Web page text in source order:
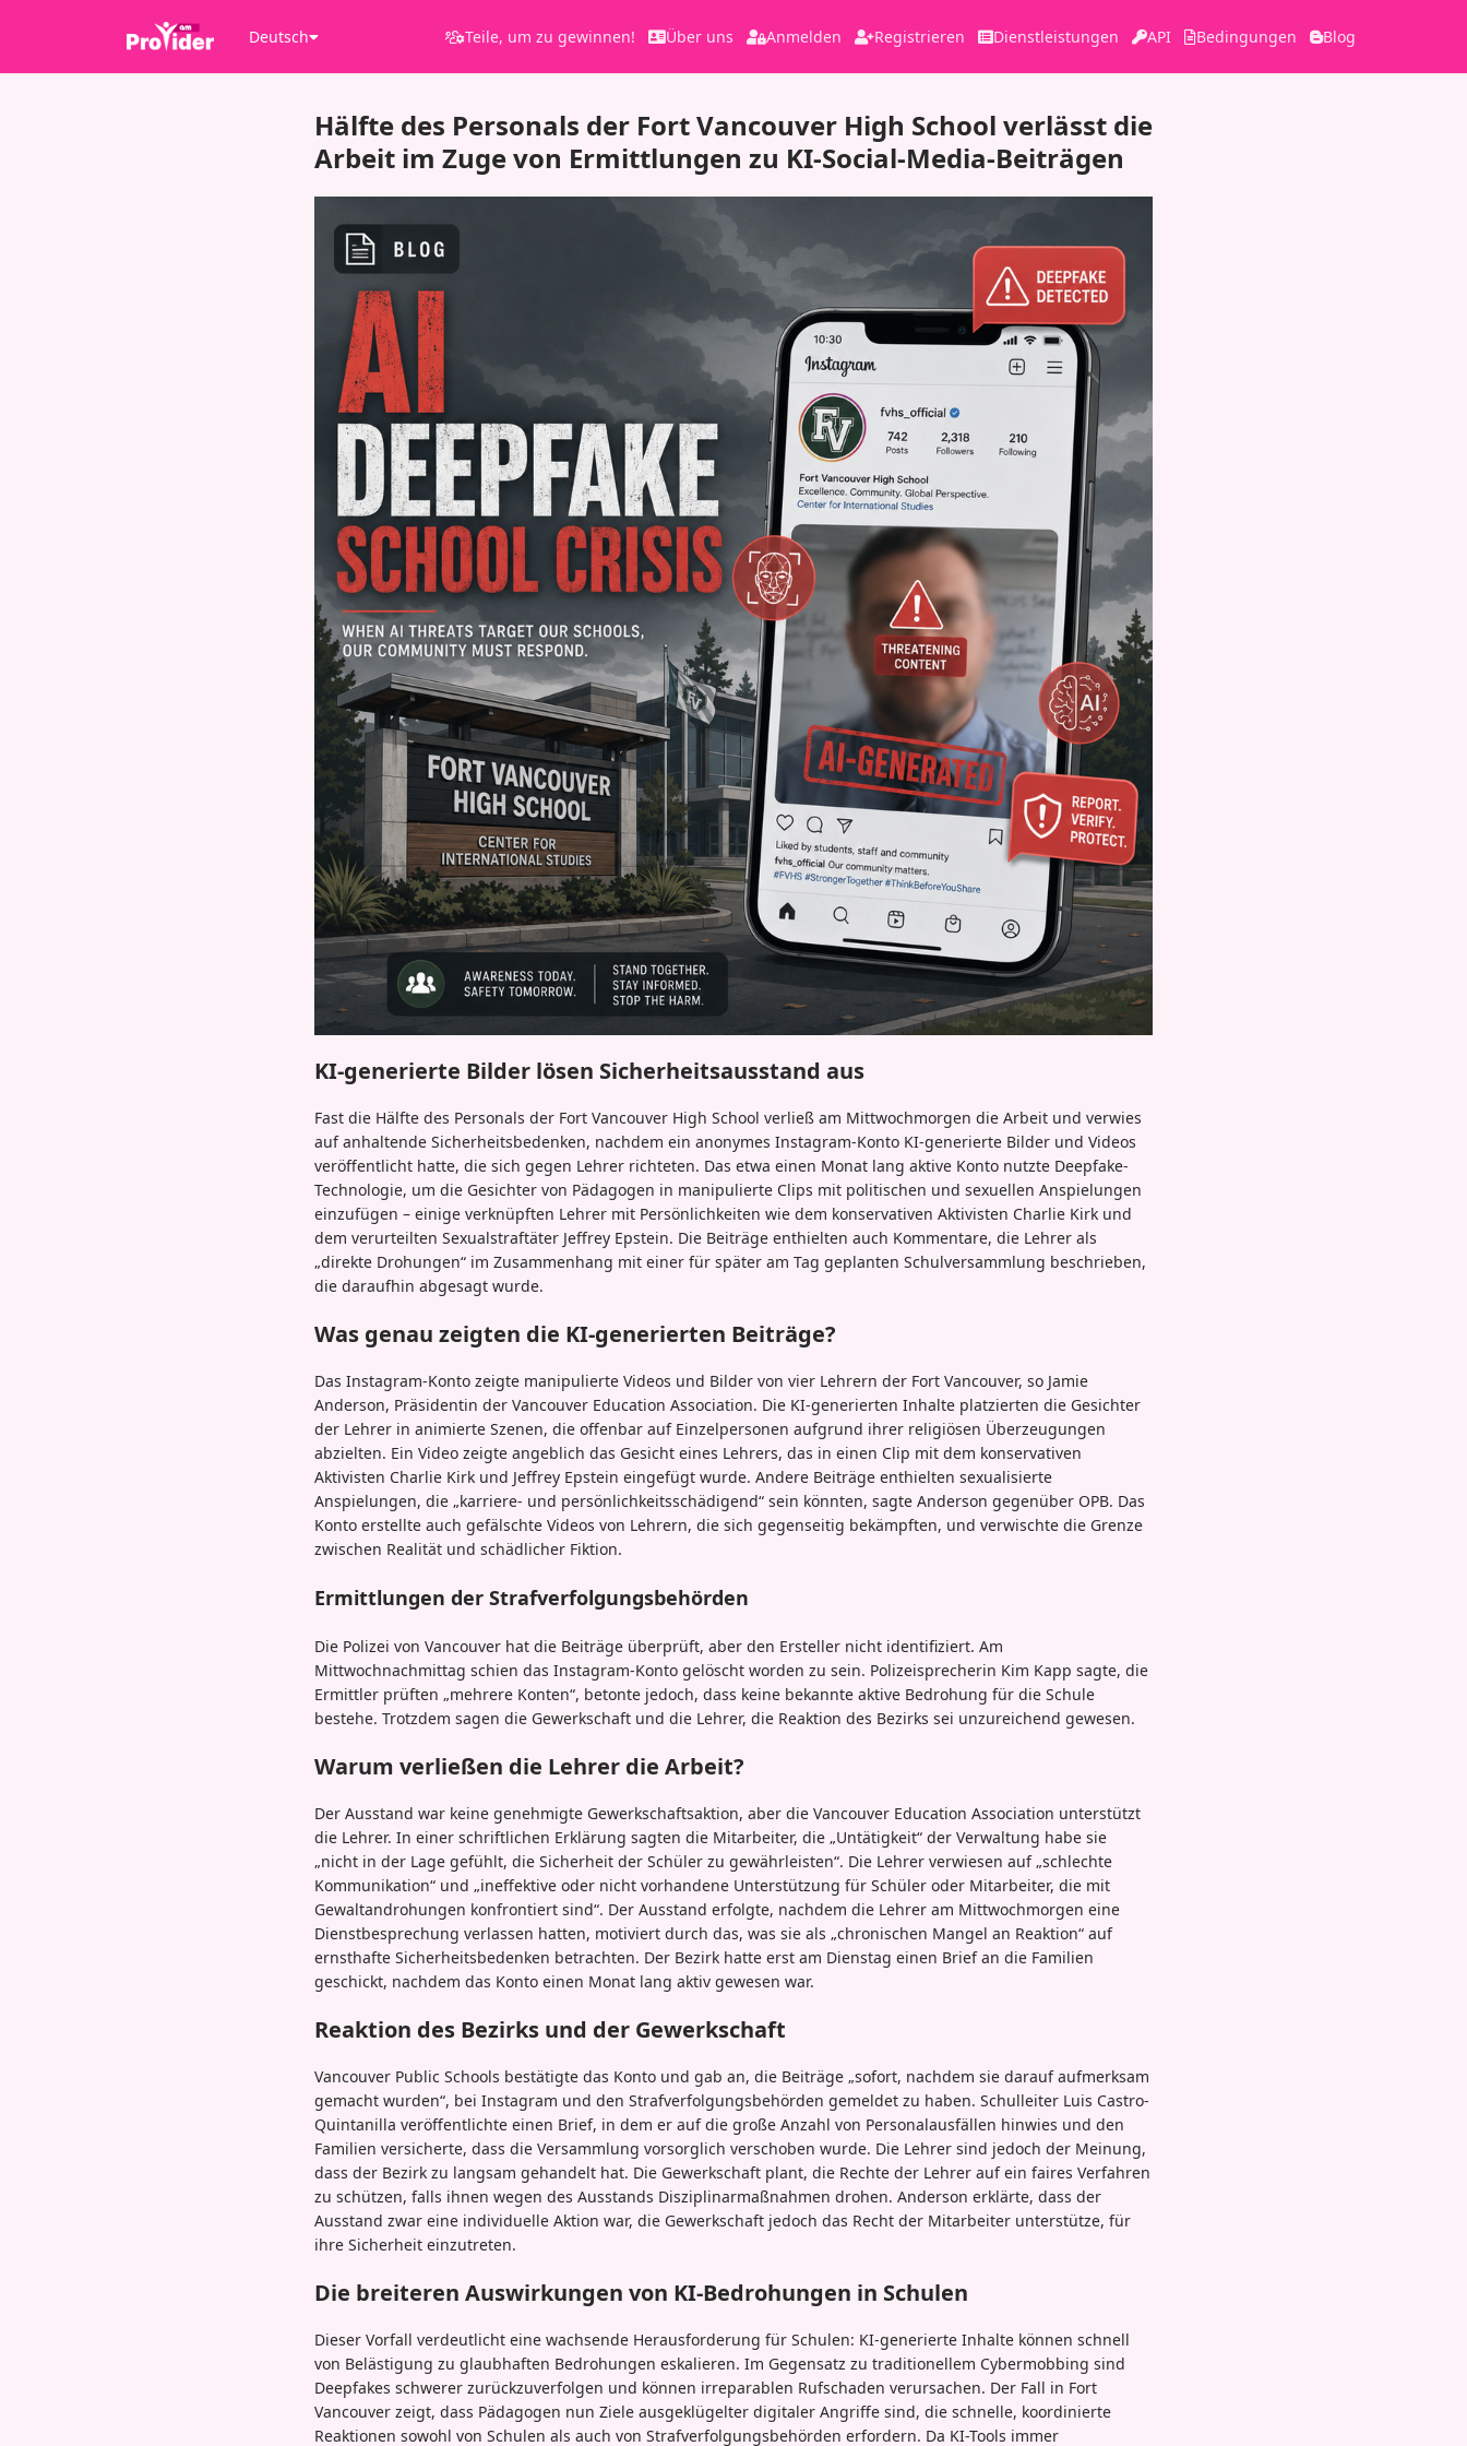
Deutsch Teile, um zu gewinnen! Über uns Anmelden Registrieren Dienstleistungen API Bedingungen Blog
Hälfte des Personals der Fort Vancouver High School verlässt die
Arbeit im Zuge von Ermittlungen zu KI-Social-Media-Beiträgen
KI-generierte Bilder lösen Sicherheitsausstand aus
Fast die Hälfte des Personals der Fort Vancouver High School verließ am Mittwochmorgen die Arbeit und verwies
auf anhaltende Sicherheitsbedenken, nachdem ein anonymes Instagram-Konto KI-generierte Bilder und Videos
veröffentlicht hatte, die sich gegen Lehrer richteten. Das etwa einen Monat lang aktive Konto nutzte Deepfake-
Technologie, um die Gesichter von Pädagogen in manipulierte Clips mit politischen und sexuellen Anspielungen
einzufügen – einige verknüpften Lehrer mit Persönlichkeiten wie dem konservativen Aktivisten Charlie Kirk und
dem verurteilten Sexualstraftäter Jeffrey Epstein. Die Beiträge enthielten auch Kommentare, die Lehrer als
„direkte Drohungen“ im Zusammenhang mit einer für später am Tag geplanten Schulversammlung beschrieben,
die daraufhin abgesagt wurde.
Was genau zeigten die KI-generierten Beiträge?
Das Instagram-Konto zeigte manipulierte Videos und Bilder von vier Lehrern der Fort Vancouver, so Jamie
Anderson, Präsidentin der Vancouver Education Association. Die KI-generierten Inhalte platzierten die Gesichter
der Lehrer in animierte Szenen, die offenbar auf Einzelpersonen aufgrund ihrer religiösen Überzeugungen
abzielten. Ein Video zeigte angeblich das Gesicht eines Lehrers, das in einen Clip mit dem konservativen
Aktivisten Charlie Kirk und Jeffrey Epstein eingefügt wurde. Andere Beiträge enthielten sexualisierte
Anspielungen, die „karriere- und persönlichkeitsschädigend“ sein könnten, sagte Anderson gegenüber OPB. Das
Konto erstellte auch gefälschte Videos von Lehrern, die sich gegenseitig bekämpften, und verwischte die Grenze
zwischen Realität und schädlicher Fiktion.
Ermittlungen der Strafverfolgungsbehörden
Die Polizei von Vancouver hat die Beiträge überprüft, aber den Ersteller nicht identifiziert. Am
Mittwochnachmittag schien das Instagram-Konto gelöscht worden zu sein. Polizeisprecherin Kim Kapp sagte, die
Ermittler prüften „mehrere Konten“, betonte jedoch, dass keine bekannte aktive Bedrohung für die Schule
bestehe. Trotzdem sagen die Gewerkschaft und die Lehrer, die Reaktion des Bezirks sei unzureichend gewesen.
Warum verließen die Lehrer die Arbeit?
Der Ausstand war keine genehmigte Gewerkschaftsaktion, aber die Vancouver Education Association unterstützt
die Lehrer. In einer schriftlichen Erklärung sagten die Mitarbeiter, die „Untätigkeit“ der Verwaltung habe sie
„nicht in der Lage gefühlt, die Sicherheit der Schüler zu gewährleisten“. Die Lehrer verwiesen auf „schlechte
Kommunikation“ und „ineffektive oder nicht vorhandene Unterstützung für Schüler oder Mitarbeiter, die mit
Gewaltandrohungen konfrontiert sind“. Der Ausstand erfolgte, nachdem die Lehrer am Mittwochmorgen eine
Dienstbesprechung verlassen hatten, motiviert durch das, was sie als „chronischen Mangel an Reaktion“ auf
ernsthafte Sicherheitsbedenken betrachten. Der Bezirk hatte erst am Dienstag einen Brief an die Familien
geschickt, nachdem das Konto einen Monat lang aktiv gewesen war.
Reaktion des Bezirks und der Gewerkschaft
Vancouver Public Schools bestätigte das Konto und gab an, die Beiträge „sofort, nachdem sie darauf aufmerksam
gemacht wurden“, bei Instagram und den Strafverfolgungsbehörden gemeldet zu haben. Schulleiter Luis Castro-
Quintanilla veröffentlichte einen Brief, in dem er auf die große Anzahl von Personalausfällen hinwies und den
Familien versicherte, dass die Versammlung vorsorglich verschoben wurde. Die Lehrer sind jedoch der Meinung,
dass der Bezirk zu langsam gehandelt hat. Die Gewerkschaft plant, die Rechte der Lehrer auf ein faires Verfahren
zu schützen, falls ihnen wegen des Ausstands Disziplinarmaßnahmen drohen. Anderson erklärte, dass der
Ausstand zwar eine individuelle Aktion war, die Gewerkschaft jedoch das Recht der Mitarbeiter unterstütze, für
ihre Sicherheit einzutreten.
Die breiteren Auswirkungen von KI-Bedrohungen in Schulen
Dieser Vorfall verdeutlicht eine wachsende Herausforderung für Schulen: KI-generierte Inhalte können schnell
von Belästigung zu glaubhaften Bedrohungen eskalieren. Im Gegensatz zu traditionellem Cybermobbing sind
Deepfakes schwerer zurückzuverfolgen und können irreparablen Rufschaden verursachen. Der Fall in Fort
Vancouver zeigt, dass Pädagogen nun Ziele ausgeklügelter digitaler Angriffe sind, die schnelle, koordinierte
Reaktionen sowohl von Schulen als auch von Strafverfolgungsbehörden erfordern. Da KI-Tools immer